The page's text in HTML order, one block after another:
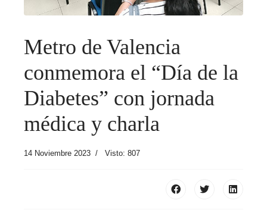
Metro de Valencia
conmemora el “Día de la
Diabetes” con jornada
médica y charla
14 Noviembre 2023 Visto: 807